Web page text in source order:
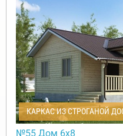
КАРКАС ИЗ СТРОГАНОЙ
№55 Дом 6х8